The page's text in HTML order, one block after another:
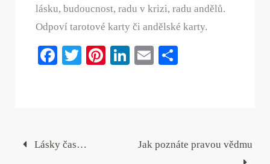
lásku, budoucnost, radu v krizi, radu andělů.
Odpoví tarotové karty či andělské karty.
Fa T
Pi
Li
E
Lásky čas… Jak poznáte pravou vědmu